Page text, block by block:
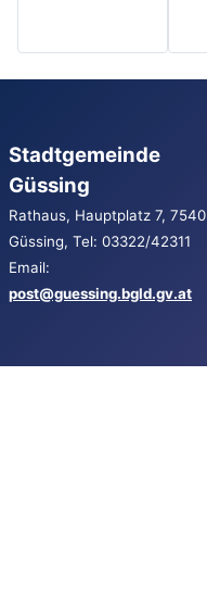
Stadtgemeinde
Güssing
Rathaus, Hauptplatz 7, 7540
Güssing, Tel: 03322/42311
Email:
post@guessing.bgld.gv.at